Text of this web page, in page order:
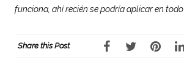
funciona, ahí recién se podría aplicar en todo
Share this Post